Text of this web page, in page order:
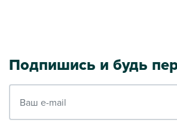
Подпишись и будь